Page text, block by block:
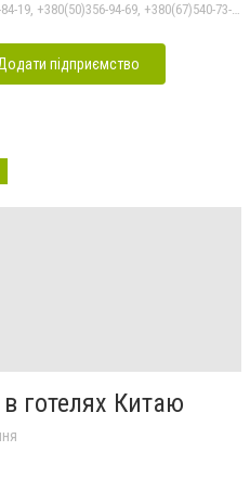
+380(53)675-84-19, +380(50)356-94-69, +380(67)540-73-87
підприємство
готелях Китаю